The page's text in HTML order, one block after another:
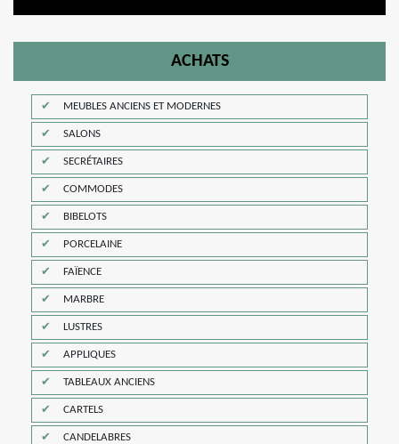
ACHATS
MEUBLES ANCIENS ET MODERNES
SALONS
SECRÉTAIRES
COMMODES
BIBELOTS
PORCELAINE
FAÏENCE
MARBRE
LUSTRES
APPLIQUES
TABLEAUX ANCIENS
CARTELS
CANDELABRES